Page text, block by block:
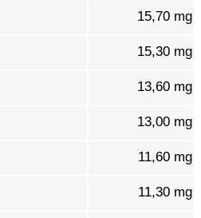
15,70 mg
15,30 mg
13,60 mg
13,00 mg
11,60 mg
11,30 mg